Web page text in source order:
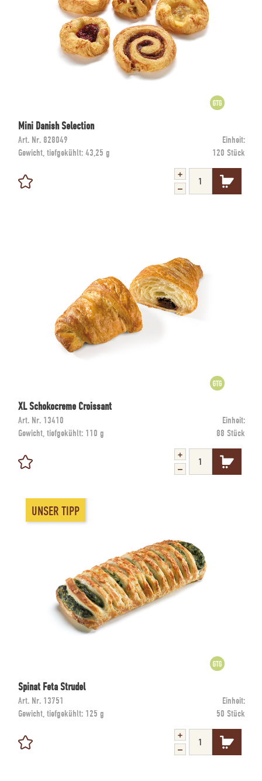
Mini Danish Selection
Art. Nr. 828049
Einheit:
Gewicht, tiefgekühlt: 43,25 g 120 Stück
XL Schokocreme Croissant
Art. Nr. 13410
Einheit:
Gewicht, tiefgekühlt: 110 g 88 Stück
UNSER TIPP
Spinat Feta Strudel
Art. Nr. 13751
Einheit:
Gewicht, tiefgekühlt: 125 g 50 Stück